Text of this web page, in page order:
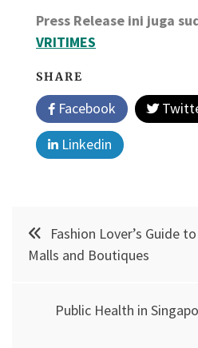
Press Release ini juga
VRITIMES
SHARE
Facebook
Linkedin
Post
navigation
Fashion Lover’s Guide
Malls and Boutiques
Public Health in